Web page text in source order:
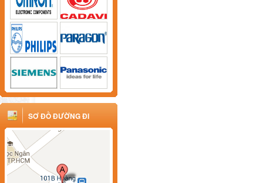
SƠ ĐỒ ĐƯỜNG ĐI